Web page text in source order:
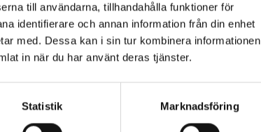
till användarna, tillhandahålla funktioner för
identifierare och annan information från din enhet
med. Dessa kan i sin tur kombinera informationen
in när du har använt deras tjänster.
Statistik Marknadsföring